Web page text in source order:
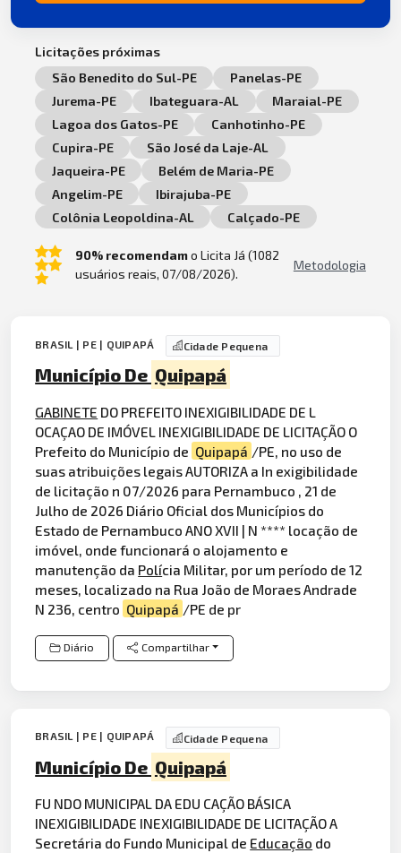
Licitações próximas
São Benedito do Sul-PE
Panelas-PE
Jurema-PE
Ibateguara-AL
Maraial-PE
Lagoa dos Gatos-PE
Canhotinho-PE
Cupira-PE
São José da Laje-AL
Jaqueira-PE
Belém de Maria-PE
Angelim-PE
Ibirajuba-PE
Colônia Leopoldina-AL
Calçado-PE
90% recomendamo Licita Já (1082
usuários reais, 07/08/2026).
Metodologia
BRASIL | PE | QUIPAPÁ Cidade Pequena
Município De Quipapá
GABINETE DO PREFEITO INEXIGIBILIDADE DE L
OCAÇAO DE IMÓVEL INEXIGIBILIDADE DE LICITAÇÃO O
Prefeito do Município de Quipapá /PE, no uso de
suas atribuições legais AUTORIZA a In exigibilidade
de licitação n 07/2026 para Pernambuco , 21 de
Julho de 2026 Diário Oficial dos Municípios do
Estado de Pernambuco ANO XVII | N **** locação de
imóvel, onde funcionará o alojamento e
manutenção da Polícia Militar, por um período de 12
meses, localizado na Rua João de Moraes Andrade
N 236, centro Quipapá /PE de pr
Diário Compartilhar
BRASIL | PE | QUIPAPÁ Cidade Pequena
Município De Quipapá
FU NDO MUNICIPAL DA EDU CAÇÃO BÁSICA
INEXIGIBILIDADE INEXIGIBILIDADE DE LICITAÇÃO A
Secretária do Fundo Municipal de Educação do